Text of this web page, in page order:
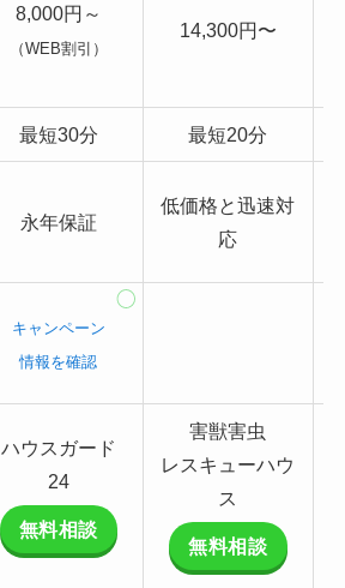
8,000円～
（WEB割引）
14,300円〜
最短30分 最短20分
永年保証
低価格と迅速対
応
キャンペーン
情報を確認
ハウスガード
24
無料相談
害獣害虫
レスキューハウ
ス
無料相談